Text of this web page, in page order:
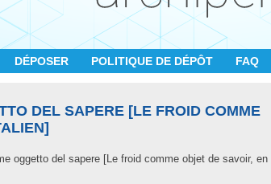
DÉPOSER POLITIQUE DE DÉPÔT FAQ
DEL SAPERE [LE FROID COMME
oggetto del sapere [Le froid comme objet de savoir, en